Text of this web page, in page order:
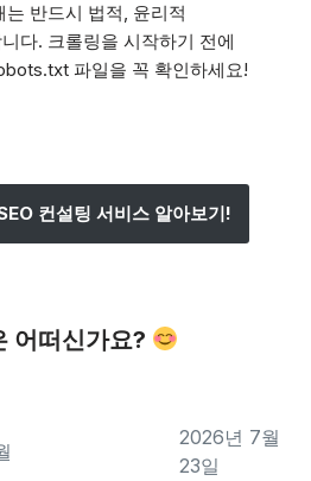
반드시 법적, 윤리적
다. 크롤링을 시작하기 전에
파일을 꼭 확인하세요!
컨설팅 서비스 알아보기!
어떠신가요?
2026년 7월
23일